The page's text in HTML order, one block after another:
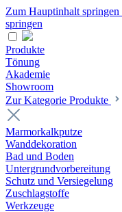
Zum Hauptinhalt springen
springen
Produkte
Tönung
Akademie
Showroom
Zur Kategorie Produkte
Marmorkalkputze
Wanddekoration
Bad und Boden
Untergrundvorbereitung
Schutz und Versiegelung
Zuschlagstoffe
Werkzeuge